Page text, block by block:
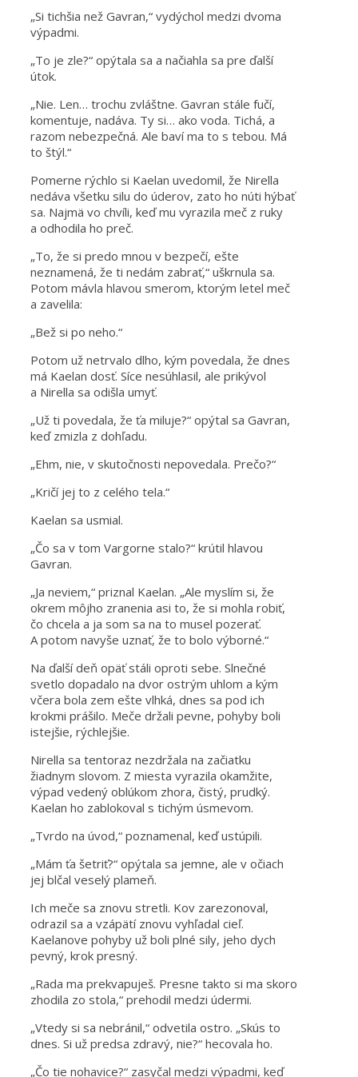
„Si tichšia než Gavran,“ vydýchol medzi dvoma
výpadmi.
„To je zle?“ opýtala sa a načiahla sa pre ďalší
útok.
„Nie. Len… trochu zvláštne. Gavran stále fučí,
komentuje, nadáva. Ty si… ako voda. Tichá, a
razom nebezpečná. Ale baví ma to s tebou. Má
to štýl.“
Pomerne rýchlo si Kaelan uvedomil, že Nirella
nedáva všetku silu do úderov, zato ho núti hýbať
sa. Najmä vo chvíli, keď mu vyrazila meč z ruky
a odhodila ho preč.
„To, že si predo mnou v bezpečí, ešte
neznamená, že ti nedám zabrať,“ uškrnula sa.
Potom mávla hlavou smerom, ktorým letel meč
a zavelila:
„Bež si po neho.“
Potom už netrvalo dlho, kým povedala, že dnes
má Kaelan dosť. Síce nesúhlasil, ale prikývol
a Nirella sa odišla umyť.
„Už ti povedala, že ťa miluje?“ opýtal sa Gavran,
keď zmizla z dohľadu.
„Ehm, nie, v skutočnosti nepovedala. Prečo?“
„Kričí jej to z celého tela.“
Kaelan sa usmial.
„Čo sa v tom Vargorne stalo?“ krútil hlavou
Gavran.
„Ja neviem,“ priznal Kaelan. „Ale myslím si, že
okrem môjho zranenia asi to, že si mohla robiť,
čo chcela a ja som sa na to musel pozerať.
A potom navyše uznať, že to bolo výborné.“
Na ďalší deň opäť stáli oproti sebe. Slnečné
svetlo dopadalo na dvor ostrým uhlom a kým
včera bola zem ešte vlhká, dnes sa pod ich
krokmi prášilo. Meče držali pevne, pohyby boli
istejšie, rýchlejšie.
Nirella sa tentoraz nezdržala na začiatku
žiadnym slovom. Z miesta vyrazila okamžite,
výpad vedený oblúkom zhora, čistý, prudký.
Kaelan ho zablokoval s tichým úsmevom.
„Tvrdo na úvod,“ poznamenal, keď ustúpili.
„Mám ťa šetriť?“ opýtala sa jemne, ale v očiach
jej blčal veselý plameň.
Ich meče sa znovu stretli. Kov zarezonoval,
odrazil sa a vzápätí znovu vyhľadal cieľ.
Kaelanove pohyby už boli plné sily, jeho dych
pevný, krok presný.
„Rada ma prekvapuješ. Presne takto si ma skoro
zhodila zo stola,“ prehodil medzi údermi.
„Vtedy si sa nebránil,“ odvetila ostro. „Skús to
dnes. Si už predsa zdravý, nie?“ hecovala ho.
„Čo tie nohavice?“ zasyčal medzi výpadmi, keď